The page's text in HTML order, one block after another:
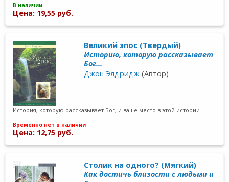
В наличии
Цена: 19,55 руб.
Великий эпос (Твердый)
Историю, которую рассказывает
Бог...
Джон Элдридж (Автор)
История, которую рассказывает Бог, и ваше место в этой истории
Временно нет в наличии
Цена: 12,75 руб.
Столик на одного? (Мягкий)
Как достичь близости с людьми и